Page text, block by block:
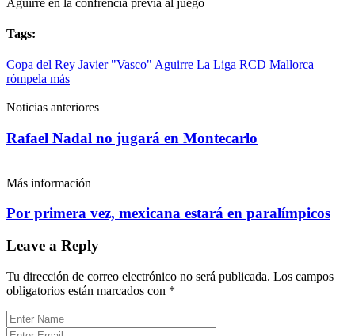
Tags:
Copa del Rey Javier "Vasco" Aguirre La Liga RCD Mallorca
rómpela más
Noticias anteriores
Rafael Nadal no jugará en Montecarlo
Más información
Por primera vez, mexicana estará en paralímpicos
Leave a Reply
Tu dirección de correo electrónico no será publicada. Los campos
obligatorios están marcados con *